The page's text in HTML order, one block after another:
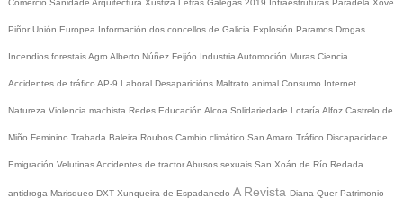
Comercio Sanidade Arquitectura Xustiza Letras Galegas 2019 Infraestruturas Paradela Xove
Piñor Unión Europea Información dos concellos de Galicia Explosión Paramos Drogas
Incendios forestaisAgro Alberto Núñez Feijóo Industria Automoción Muras Ciencia
Accidentes de tráfico AP-9 Laboral Desaparicións Maltrato animal Consumo Internet
Natureza Violencia machista Redes Educación Alcoa Solidariedade Lotaría Alfoz Castrelo de
Miño Feminino Trabada Baleira Roubos Cambio climático San Amaro Tráfico Discapacidade
Emigración VelutinasAccidentes de tractorAbusos sexuais San Xoán de Río Redada
antidroga Marisqueo DXT Xunqueira de Espadanedo A Revista Diana Quer Patrimonio